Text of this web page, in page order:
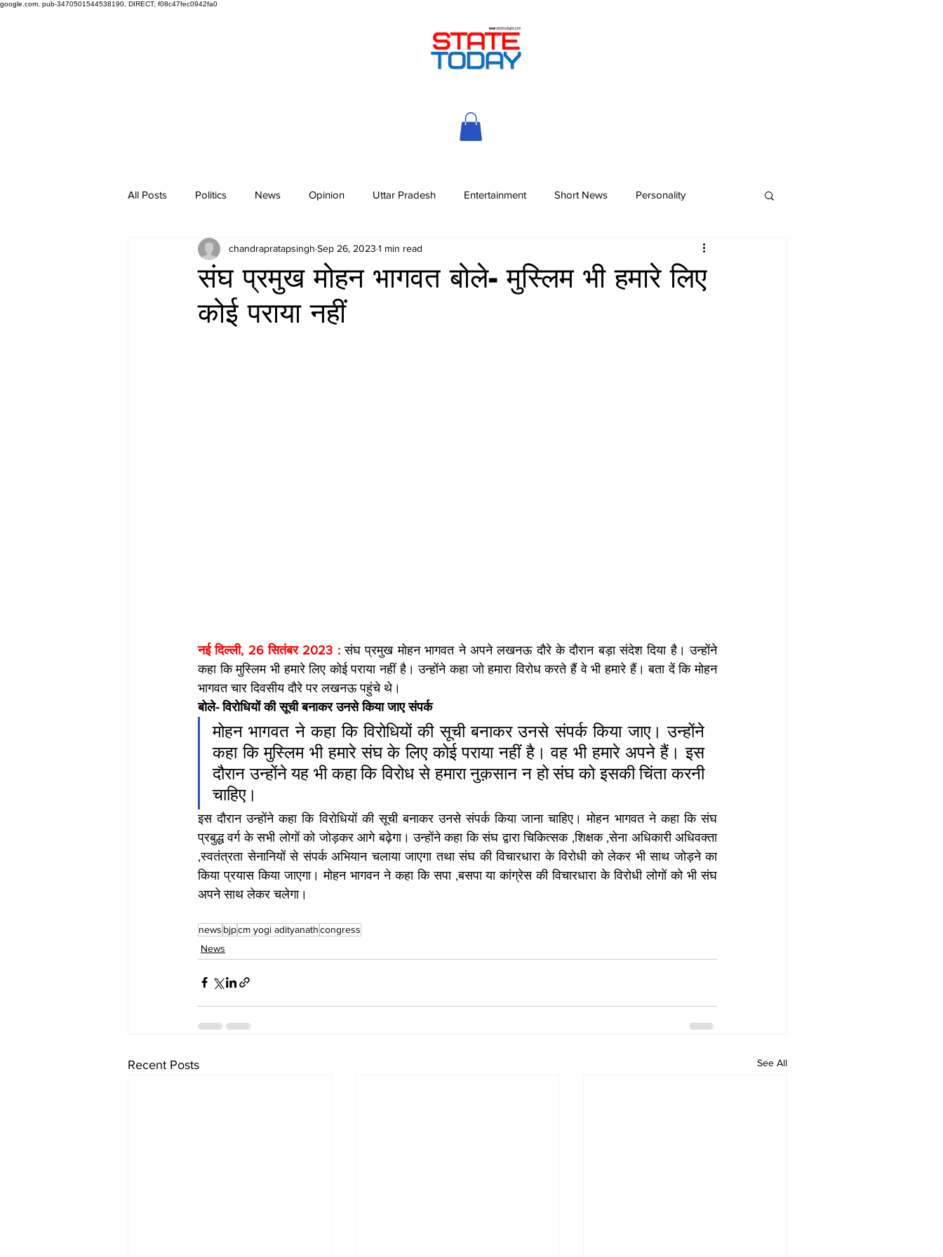
google.com, pub-3470501544538190, DIRECT, f08c47fec0942fa0
All Posts Politics News Opinion Uttar Pradesh Entertainment Short News Personality
संघ प्रमुख मोहन भागवत बोले- मुस्लिम भी हमारे लिए
कोई पराया नहीं
chandrapratapsingh Sep 26, 2023 1 min read
नई दिल्ली, 26 सितंबर 2023 : संघ प्रमुख मोहन भागवत ने अपने लखनऊ दौरे के दौरान बड़ा संदेश दिया है। उन्होंने
कहा कि मुस्लिम भी हमारे लिए कोई पराया नहीं है। उन्होंने कहा जो हमारा विरोध करते हैं वे भी हमारे हैं। बता दें कि मोहन
भागवत चार दिवसीय दौरे पर लखनऊ पहुंचे थे।
बोले- विरोधियों की सूची बनाकर उनसे किया जाए संपर्क
मोहन भागवत ने कहा कि विरोधियों की सूची बनाकर उनसे संपर्क किया जाए। उन्होंने
कहा कि मुस्लिम भी हमारे संघ के लिए कोई पराया नहीं है। वह भी हमारे अपने हैं। इस
दौरान उन्होंने यह भी कहा कि विरोध से हमारा नुक़सान न हो संघ को इसकी चिंता करनी
चाहिए।
इस दौरान उन्होंने कहा कि विरोधियों की सूची बनाकर उनसे संपर्क किया जाना चाहिए। मोहन भागवत ने कहा कि संघ
प्रबुद्ध वर्ग के सभी लोगों को जोड़कर आगे बढ़ेगा। उन्होंने कहा कि संघ द्वारा चिकित्सक ,शिक्षक ,सेना अधिकारी अधिवक्ता
,स्वतंत्रता सेनानियों से संपर्क अभियान चलाया जाएगा तथा संघ की विचारधारा के विरोधी को लेकर भी साथ जोड़ने का
किया प्रयास किया जाएगा। मोहन भागवन ने कहा कि सपा ,बसपा या कांग्रेस की विचारधारा के विरोधी लोगों को भी संघ
अपने साथ लेकर चलेगा।
news bjpcm yogi adityanathcongress
News
Recent Posts See All